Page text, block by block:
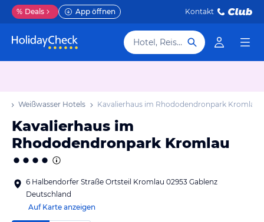
% Deals App öffnen Kontakt
Hotel, Reiseziel
Weißwasser Hotels Kavalierhaus im Rhododendronpark Kromlau
Kavalierhaus im
Rhododendronpark Kromlau
6 Halbendorfer Straße Ortsteil Kromlau 02953 Gablenz
Deutschland
Auf Karte anzeigen